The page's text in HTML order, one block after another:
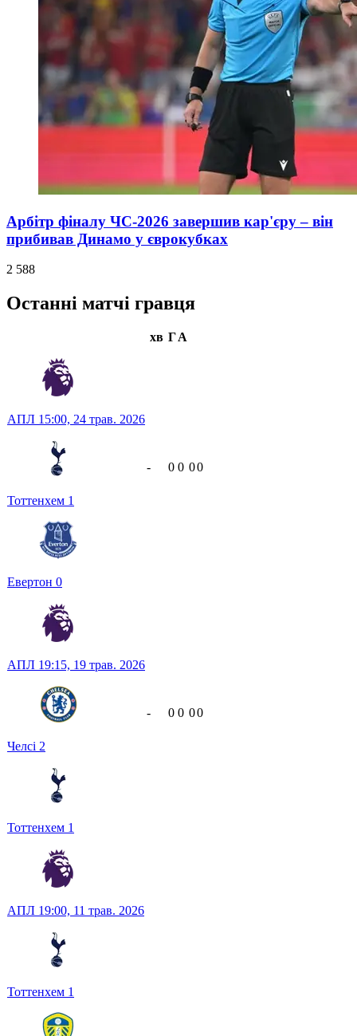
Арбітр фіналу ЧС-2026 завершив кар'єру – він
прибивав Динамо у єврокубках
2 588
Останні матчі гравця
хв ГА
АПЛ 15:00, 24 трав. 2026
Тоттенхем 1
Евертон 0
- 0 0 00
АПЛ 19:15, 19 трав. 2026
Челсі 2
Тоттенхем 1
- 0 0 00
АПЛ 19:00, 11 трав. 2026
Тоттенхем 1